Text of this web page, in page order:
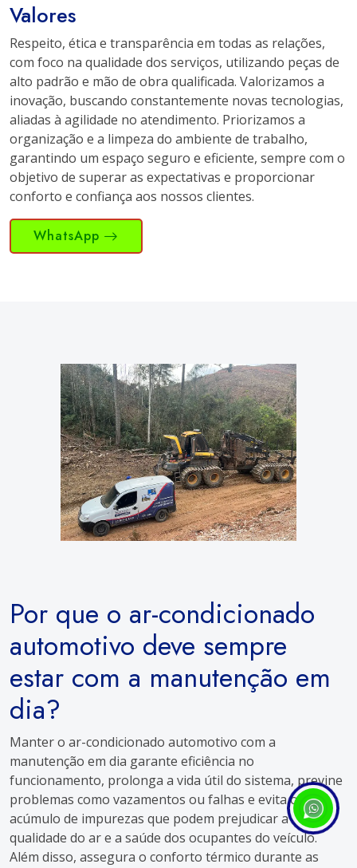
Valores
Respeito, ética e transparência em todas as relações,
com foco na qualidade dos serviços, utilizando peças de
alto padrão e mão de obra qualificada. Valorizamos a
inovação, buscando constantemente novas tecnologias,
aliadas à agilidade no atendimento. Priorizamos a
organização e a limpeza do ambiente de trabalho,
garantindo um espaço seguro e eficiente, sempre com o
objetivo de superar as expectativas e proporcionar
conforto e confiança aos nossos clientes.
WhatsApp
Por que o ar-condicionado
automotivo deve sempre
estar com a manutenção em
dia?
Manter o ar-condicionado automotivo com a
manutenção em dia garante eficiência no
funcionamento, prolonga a vida útil do sistema, previne
problemas como vazamentos ou falhas e evita o
acúmulo de impurezas que podem prejudicar a
qualidade do ar e a saúde dos ocupantes do veículo.
Além disso, assegura o conforto térmico durante as